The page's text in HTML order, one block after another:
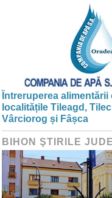
Întreruperea alimentării
localitățile Tileagd,
Vârciorog și Fâșca
BIHON ŞTIRILE